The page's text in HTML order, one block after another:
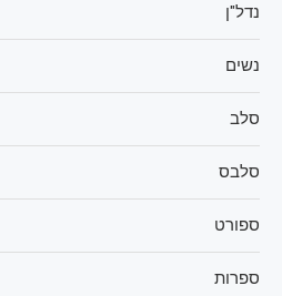
נדל"ן
נשים
סלב
סלבס
ספורט
ספרות